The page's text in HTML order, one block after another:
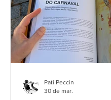
Pati Peccin
30 de mar.